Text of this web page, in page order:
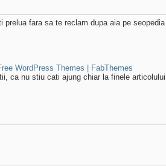
fara sa te reclam dupa aia pe seopedia
WordPress Themes | FabThemes
ca nu stiu cati ajung chiar la finele articolului